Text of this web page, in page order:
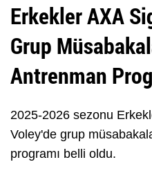
Erkekler AXA
Grup
Antrenman
2025-2026 sezonu
Voley'de grup
programı belli oldu.